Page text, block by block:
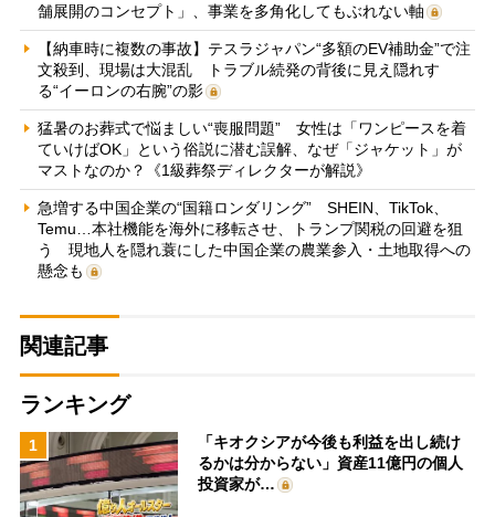
舗展開のコンセプト」、事業を多角化してもぶれない軸
【納車時に複数の事故】テスラジャパン“多額のEV補助金”で注
文殺到、現場は大混乱 トラブル続発の背後に見え隠れす
る“イーロンの右腕”の影
猛暑のお葬式で悩ましい“喪服問題” 女性は「ワンピースを着
ていけばOK」という俗説に潜む誤解、なぜ「ジャケット」が
マストなのか？《1級葬祭ディレクターが解説》
急増する中国企業の“国籍ロンダリング” SHEIN、TikTok、
Temu…本社機能を海外に移転させ、トランプ関税の回避を狙
う 現地人を隠れ蓑にした中国企業の農業参入・土地取得への
懸念も
関連記事
ランキング
1
「キオクシアが今後も利益を出し続け
るかは分からない」資産11億円の個人
投資家が…